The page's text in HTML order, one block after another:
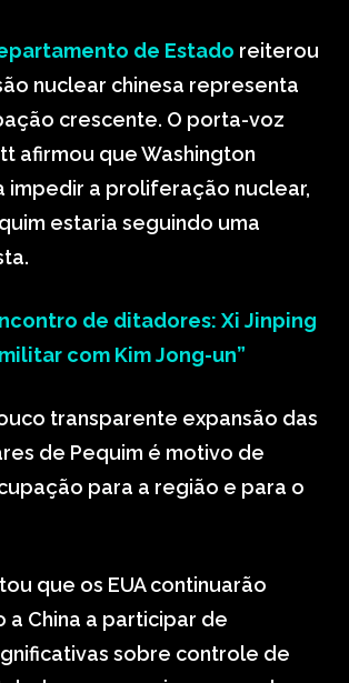
de Estado reiterou
nuclear chinesa representa
crescente. O porta-voz
afirmou que Washington
impedir a proliferação nuclear,
estaria seguindo uma
de ditadores: Xi Jinping
com Kim Jong-un”
transparente expansão das
de Pequim é motivo de
para a região e para o
que os EUA continuarão
a China a participar de
sobre controle de